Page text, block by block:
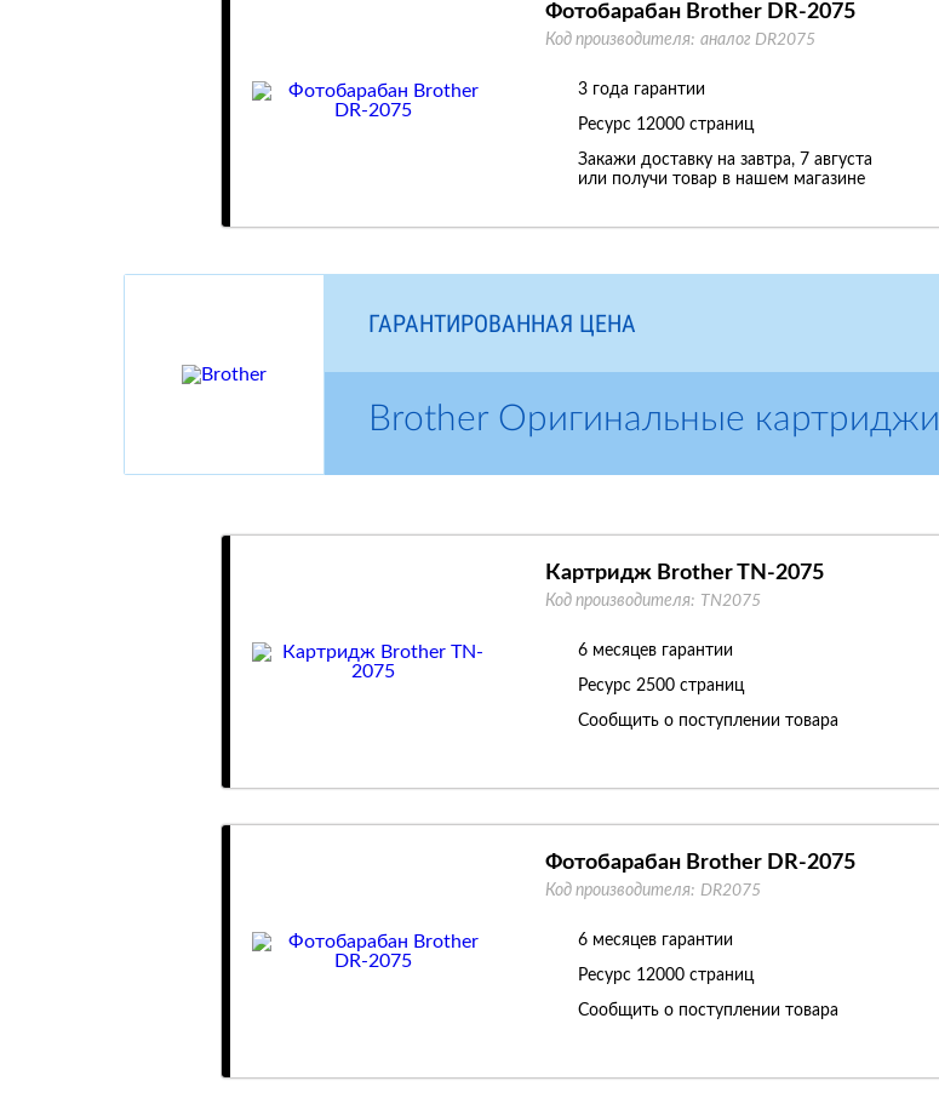
Фотобарабан Brother DR-2075
Код производителя: аналог DR2075
3 года гарантии
Ресурс 12000 страниц
Закажи доставку на завтра, 7 августа
или получи товар в нашем магазине
ГАРАНТИРОВАННАЯ ЦЕНА
Brother Оригинальные картриджи
Картридж Brother TN-2075
Код производителя: TN2075
6 месяцев гарантии
Ресурс 2500 страниц
Сообщить о поступлении товара
Фотобарабан Brother DR-2075
Код производителя: DR2075
6 месяцев гарантии
Ресурс 12000 страниц
Сообщить о поступлении товара